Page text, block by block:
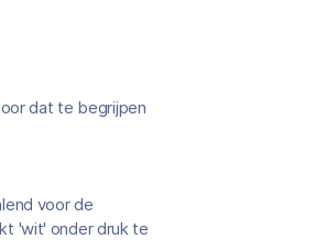
dat te begrijpen
voor de
'wit' onder druk te